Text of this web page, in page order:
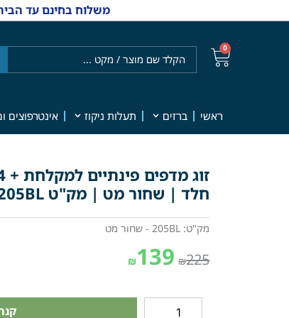
משלוח בחינם עד הבית ברכישה מ-₪499 | אפשרות למשלוחי אקספרס
0
ראשי ברזים תעלות ניקוז אינטרפוצים
חלד | שחור מט | מק"ט 205BL
מק"ט: 205BL - שחור מט
₪225
₪139